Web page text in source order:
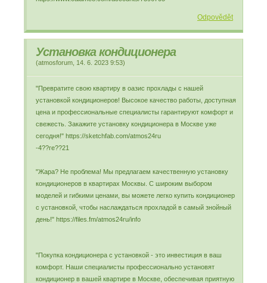
Odpovědět
Установка кондиционера
(atmosforum 14. 6. 2023 9:53)
"Превратите свою квартиру в оазис прохлады с нашей
установкой кондиционеров! Высокое качество работы, доступная
цена и профессиональные специалисты гарантируют комфорт и
свежесть. Закажите установку кондиционера в Москве уже
сегодня!" https://sketchfab.com/atmos24ru
-4??ге??21
"Жара? Не проблема! Мы предлагаем качественную установку
кондиционеров в квартирах Москвы. С широким выбором
моделей и гибкими ценами, вы можете легко купить кондиционер
с установкой, чтобы наслаждаться прохладой в самый знойный
день!" https://files.fm/atmos24ru/info
"Покупка кондиционера с установкой - это инвестиция в ваш
комфорт. Наши специалисты профессионально установят
кондиционер в вашей квартире в Москве, обеспечивая приятную